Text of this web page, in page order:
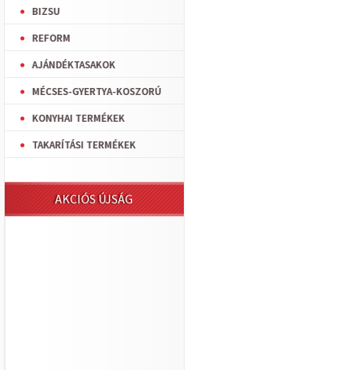
BIZSU
REFORM
AJÁNDÉKTASAKOK
MÉCSES-GYERTYA-KOSZORÚ
KONYHAI TERMÉKEK
TAKARÍTÁSI TERMÉKEK
AKCIÓS ÚJSÁG